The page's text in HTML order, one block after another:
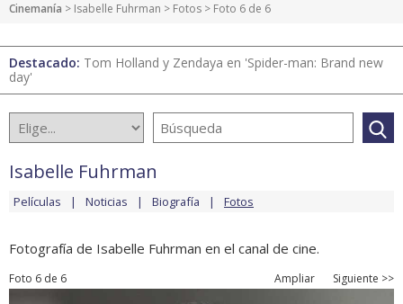
Cinemanía > Isabelle Fuhrman > Fotos > Foto 6 de 6
Destacado: Tom Holland y Zendaya en 'Spider-man: Brand new
day'
Isabelle Fuhrman
Películas Noticias Biografía Fotos
Fotografía de Isabelle Fuhrman en el canal de cine.
Foto 6 de 6 Ampliar Siguiente >>